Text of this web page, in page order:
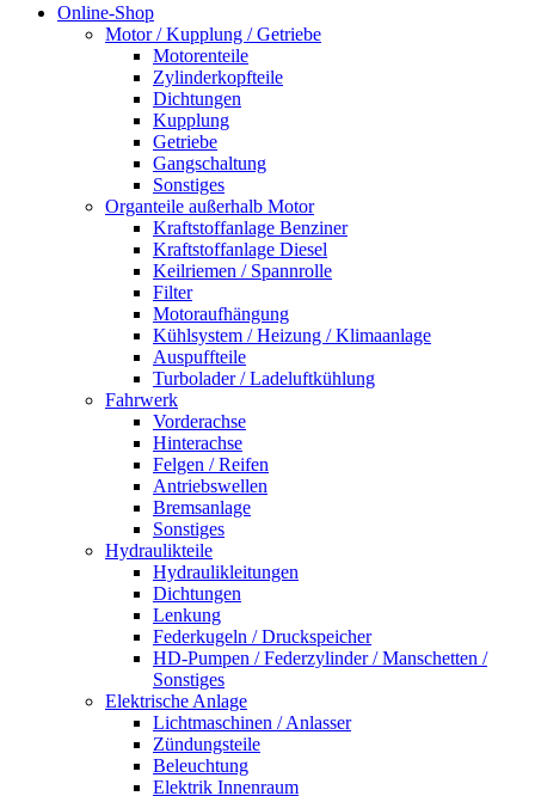
Online-Shop
Motor / Kupplung / Getriebe
Motorenteile
Zylinderkopfteile
Dichtungen
Kupplung
Getriebe
Gangschaltung
Sonstiges
Organteile außerhalb Motor
Kraftstoffanlage Benziner
Kraftstoffanlage Diesel
Keilriemen / Spannrolle
Filter
Motoraufhängung
Kühlsystem / Heizung / Klimaanlage
Auspuffteile
Turbolader / Ladeluftkühlung
Fahrwerk
Vorderachse
Hinterachse
Felgen / Reifen
Antriebswellen
Bremsanlage
Sonstiges
Hydraulikteile
Hydraulikleitungen
Dichtungen
Lenkung
Federkugeln / Druckspeicher
HD-Pumpen / Federzylinder / Manschetten /
Sonstiges
Elektrische Anlage
Lichtmaschinen / Anlasser
Zündungsteile
Beleuchtung
Elektrik Innenraum